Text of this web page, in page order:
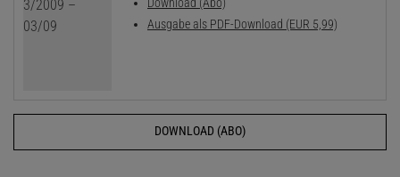
Ausgabe als PDF-Download (EUR 5,99)
DOWNLOAD (ABO)